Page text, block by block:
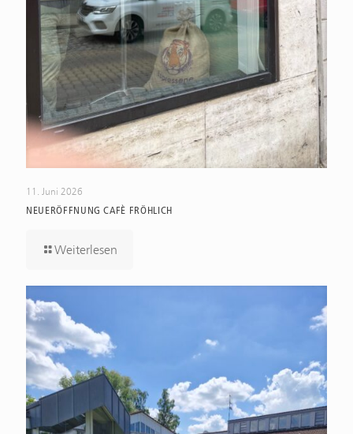
11. Juni 2026
NEUERÖFFNUNG CAFÈ FRÖHLICH
Weiterlesen